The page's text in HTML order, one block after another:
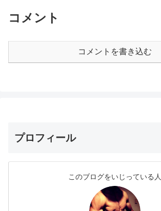
コメント
コメントを書き込む
プロフィール
このブログをいじっている人